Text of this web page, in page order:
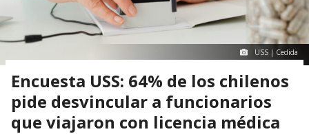
USS | Cedida
Encuesta USS: 64% de los chilenos
pide desvincular a funcionarios
que viajaron con licencia médica